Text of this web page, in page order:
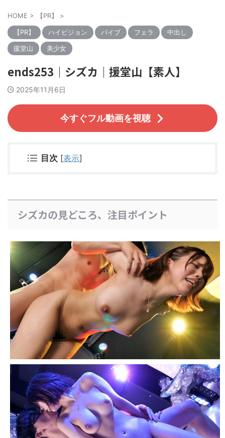
HOME > 【PR】 >
【PR】 ハイビジョン バイブ フェラ
中出し
援堂山
美少女
ends253｜シズカ｜援堂山【素人】
2025年11月6日
今すぐフル動画を視聴
目次 [表示]
シズカの見どころ、注目ポイント